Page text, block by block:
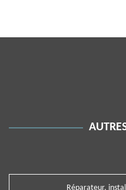
Réparateur,